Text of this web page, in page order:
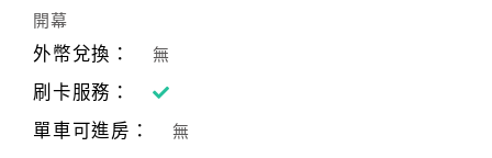
開幕
外幣兌換： 無
刷卡服務：
單車可進房：
無